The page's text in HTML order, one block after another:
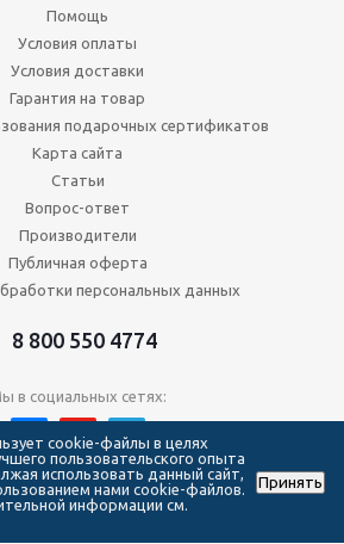
Помощь
Условия оплаты
Условия доставки
Гарантия на товар
подарочных сертификатов
Карта сайта
Статьи
Вопрос-ответ
Производители
Публичная оферта
персональных данных
8 800 550 4774
в социальных сетях:
магазинов Forma Hockey
cookie-файлы в целях
пользовательского опыта
использовать данный сайт,
нами cookie-файлов.
информации см.
Принять